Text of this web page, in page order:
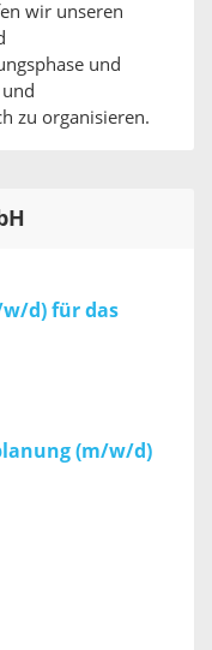
wir unseren
und
zu organisieren.
d) für das
(m/w/d)